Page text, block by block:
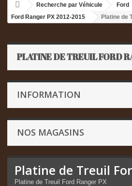
Recherche par Véhicule Ford
Ford Ranger PX 2012-2015
Platine de
PLATINE DE TREUIL FORD
INFORMATION
NOS MAGASINS
Platine de Treuil
Platine de Treuil Ford Ranger PX